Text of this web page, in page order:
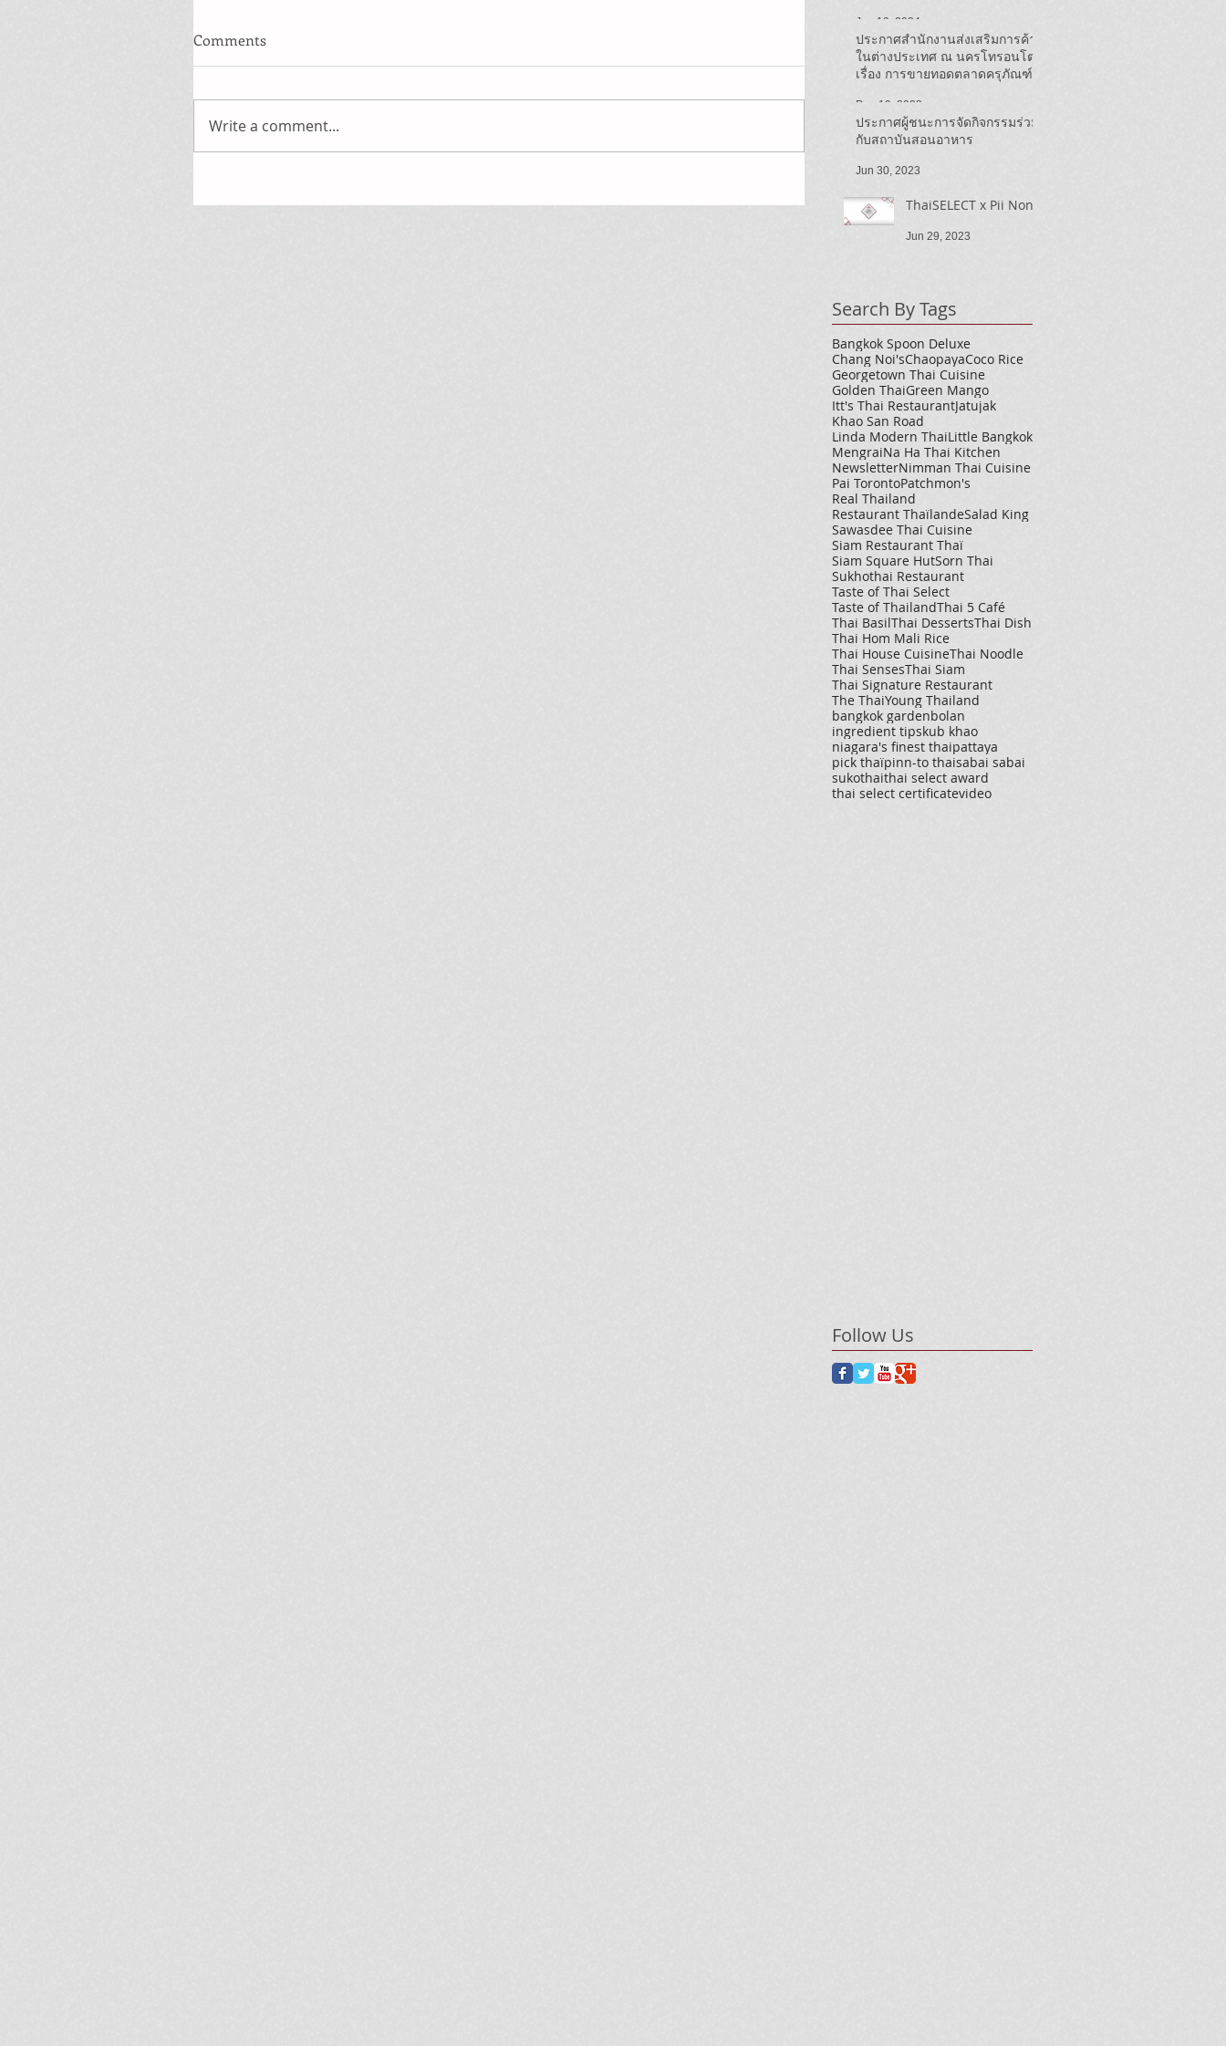
Comments
Write a comment...
แคนาดา ปี ๒๕๖๗)
Jun 13, 2024
ประกาศสำนักงานส่งเสริมการค้า
ในต่างประเทศ ณ นครโทรอนโต
เรื่อง การขายทอดตลาดครุภัณฑ์
Dec 19, 2023
ประกาศผู้ชนะการจัดกิจกรรมร่วม
กับสถาบันสอนอาหาร
Jun 30, 2023
ThaiSELECT x Pii Nong
Jun 29, 2023
Search By Tags
Bangkok Spoon Deluxe
Chang Noi'sChaopayaCoco Rice
Georgetown Thai Cuisine
Golden ThaiGreen Mango
Itt's Thai RestaurantJatujak
Khao San Road
Linda Modern ThaiLittle Bangkok
MengraiNa Ha Thai Kitchen
NewsletterNimman Thai Cuisine
Pai TorontoPatchmon's
Real Thailand
Restaurant ThaïlandeSalad King
Sawasdee Thai Cuisine
Siam Restaurant Thaï
Siam Square HutSorn Thai
Sukhothai Restaurant
Taste of Thai Select
Taste of ThailandThai 5 Café
Thai BasilThai DessertsThai Dish
Thai Hom Mali Rice
Thai House CuisineThai Noodle
Thai SensesThai Siam
Thai Signature Restaurant
The ThaiYoung Thailand
bangkok gardenbolan
ingredient tipskub khao
niagara's finest thaipattaya
pick thaïpinn-to thaisabai sabai
sukothaithai select award
thai select certificatevideo
Follow Us